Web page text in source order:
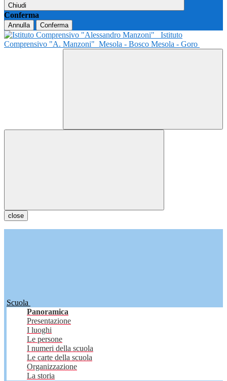
Chiudi
Conferma
Annulla Conferma
Istituto
Comprensivo "A. Manzoni" Mesola - Bosco Mesola - Goro
close
Scuola
Panoramica
Presentazione
I luoghi
Le persone
I numeri della scuola
Le carte della scuola
Organizzazione
La storia